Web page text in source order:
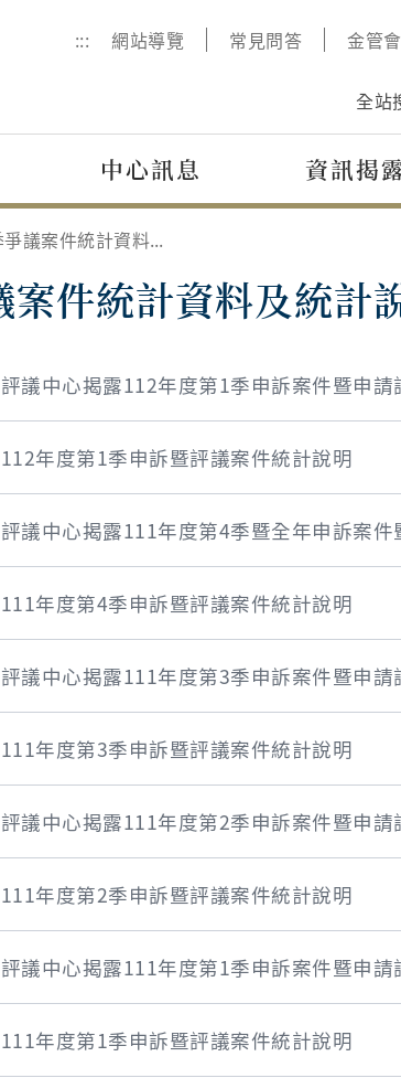
::: 網站導覽 常見問答 金管
全站
中心訊息 資訊揭
每季爭議案件統計資料及統計說明
案件統計資料及統計
評議中心揭露112年度第1季申訴案件暨申
112年度第1季申訴暨評議案件統計說明
評議中心揭露111年度第4季暨全年申訴案
111年度第4季申訴暨評議案件統計說明
評議中心揭露111年度第3季申訴案件暨申
111年度第3季申訴暨評議案件統計說明
評議中心揭露111年度第2季申訴案件暨申
111年度第2季申訴暨評議案件統計說明
評議中心揭露111年度第1季申訴案件暨申
111年度第1季申訴暨評議案件統計說明